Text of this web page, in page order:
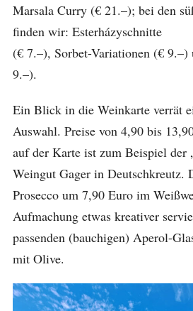
Marsala Curry (€ 21.–); bei den
finden wir: Esterházyschnitte
(€ 7.–), Sorbet-Variationen (€
9.–).
Ein Blick in die Weinkarte verrät
Auswahl. Preise von 4,90 bis
auf der Karte ist zum Beispiel der
Weingut Gager in
Prosecco um 7,90 Euro im
Aufmachung etwas kreativer
passenden (bauchigen) Aperol-
mit Olive.